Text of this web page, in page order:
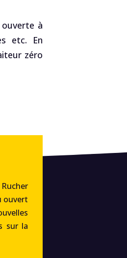
à
etc. En
zéro
ouvert
sur la